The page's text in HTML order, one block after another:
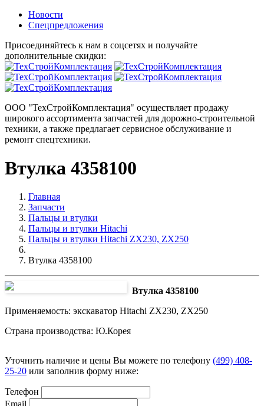
Новости
Спецпредложения
Присоединяйтесь к нам в соцсетях и получайте
дополнительные скидки:
ООО "ТехСтройКомплектация" осуществляет продажу
широкого ассортимента запчастей для дорожно-строительной
техники, а также предлагает сервисное обслуживание и
ремонт спецтехники.
Втулка 4358100
Главная
Запчасти
Пальцы и втулки
Пальцы и втулки Hitachi
Пальцы и втулки Hitachi ZX230, ZX250
Втулка 4358100
Втулка 4358100
Применяемость: экскаватор Hitachi ZX230, ZX250
Страна производства: Ю.Корея
Уточнить наличие и цены Вы можете по телефону (499) 408-
25-20 или заполнив форму ниже:
Телефон